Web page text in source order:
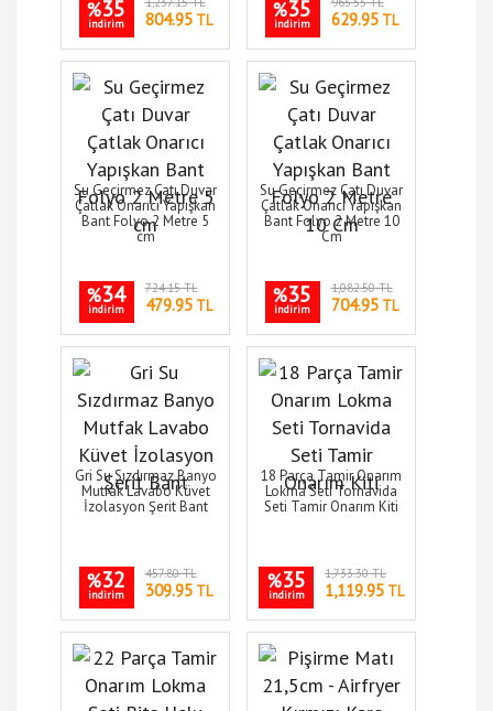
%35
indirim 804.95TL %35
indirim 629.95TL
Su Geçirmez Çatı Duvar
Çatlak Onarıcı Yapışkan
Bant Folyo 2 Metre 5
cm
%34
indirim
724.15 TL
479.95TL
Su Geçirmez Çatı Duvar
Çatlak Onarıcı Yapışkan
Bant Folyo 2 Metre 10
Cm
%35
indirim
1,082.50 TL
704.95TL
Gri Su Sızdırmaz Banyo
Mutfak Lavabo Küvet
İzolasyon Şerit Bant
%32
indirim
457.80 TL
309.95TL
18 Parça Tamir Onarım
Lokma Seti Tornavida
Seti Tamir Onarım Kiti
%35
indirim
1,733.30 TL
1,119.95 TL